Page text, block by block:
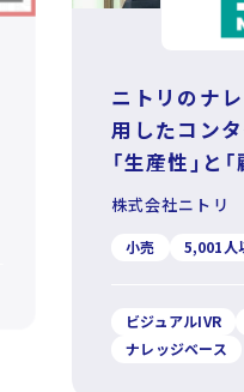
ニトリのナ
用したコン
「生産性」と
株式会社ニトリ
小売 5,001人
ビジュアルIVR
ナレッジベース